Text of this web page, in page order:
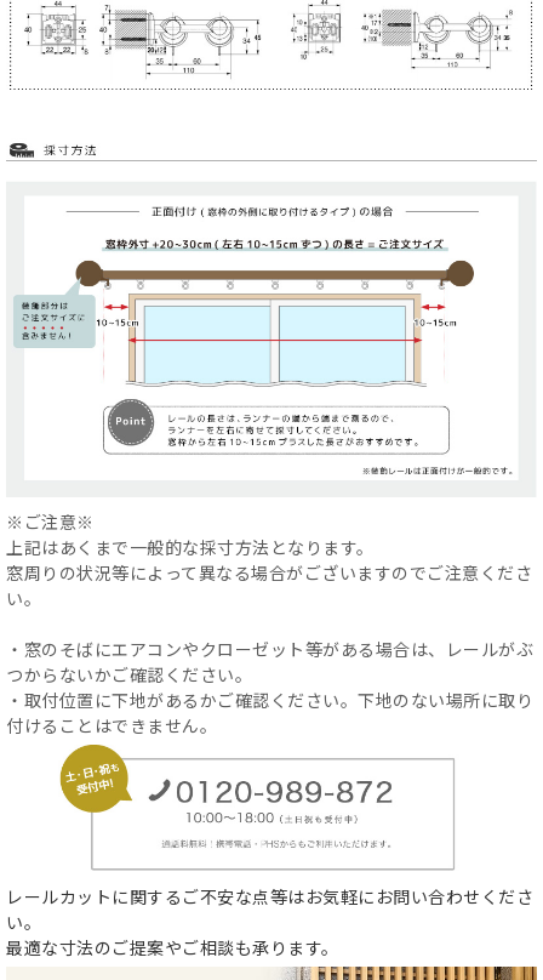
※ご注意※
上記はあくまで一般的な採寸方法となります。
窓周りの状況等によって異なる場合がございますのでご注意くださ
い。
・窓のそばにエアコンやクローゼット等がある場合は、レールがぶ
つからないかご確認ください。
・取付位置に下地があるかご確認ください。下地のない場所に取り
付けることはできません。
レールカットに関するご不安な点等はお気軽にお問い合わせくださ
い。
最適な寸法のご提案やご相談も承ります。